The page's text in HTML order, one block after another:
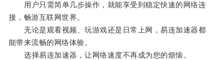
用户只需简单几步操作，就能享受到稳定快速的网络连
接，畅游互联网世界。
无论是观看视频、玩游戏还是日常上网，易连加速器都
能带来流畅的网络体验。
选择易连加速器，让网络速度不再成为您的烦恼。